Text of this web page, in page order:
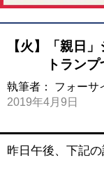
【火】「親日
トランプつ
執筆者： フォーサ
2019年4月9日
昨日午後、下記